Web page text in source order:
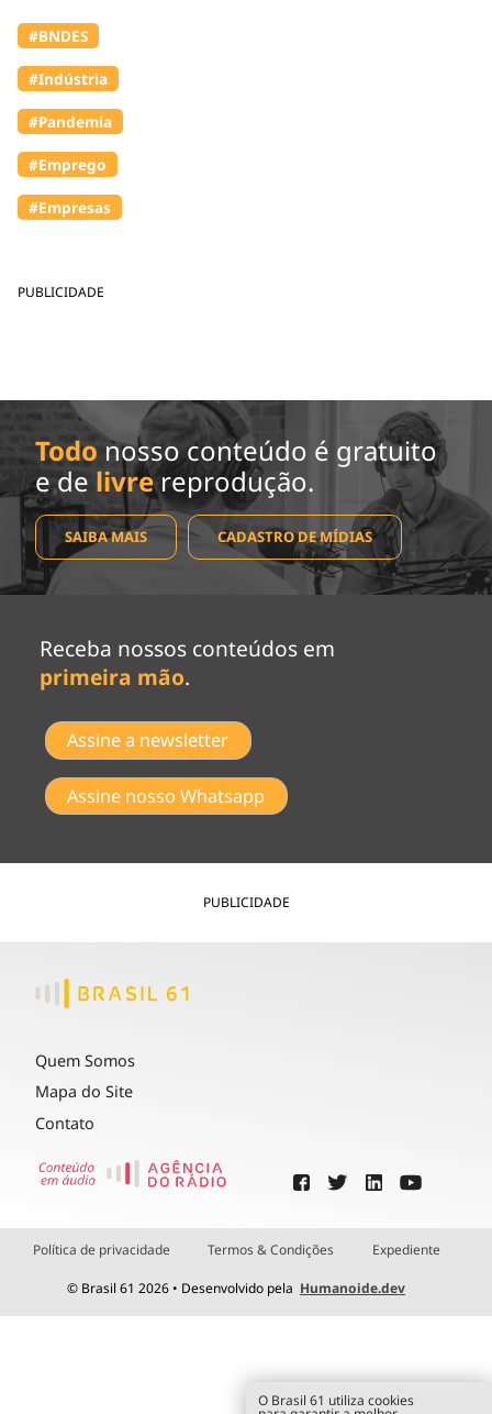
PUBLICIDADE
#BNDES
#Indústria
#Pandemia
#Emprego
#Empresas
Todo nosso conteúdo é gratuito
e de livrereprodução.
SAIBA MAIS CADASTRO DE MÍDIAS
Receba nossos conteúdos em
primeira mão.
Assine a newsletter
Assine nosso Whatsapp
PUBLICIDADE
Quem Somos
Mapa do Site
Contato
Política de privacidade Termos & Condições Expediente
© Brasil 61 2026 • Desenvolvido pela Humanoide.dev
O Brasil 61 utiliza cookies